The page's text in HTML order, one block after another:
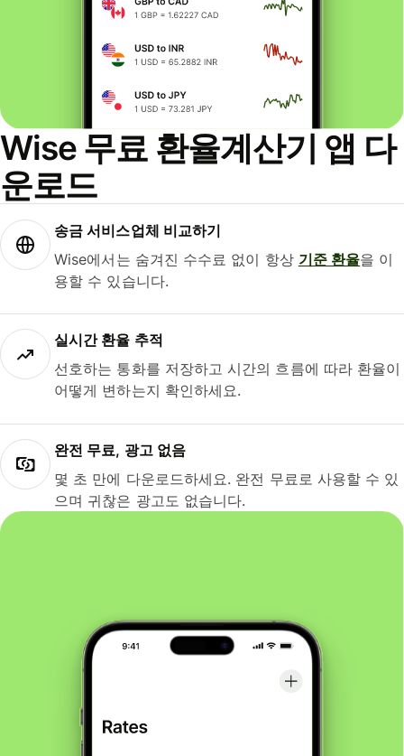
Wise 무료 환율계산기 앱 다
운로드
송금 서비스업체 비교하기
Wise에서는 숨겨진 수수료 없이 항상 기준 환율을 이
용할 수 있습니다.
실시간 환율 추적
선호하는 통화를 저장하고 시간의 흐름에 따라 환율이
어떻게 변하는지 확인하세요.
완전 무료, 광고 없음
몇 초 만에 다운로드하세요. 완전 무료로 사용할 수 있
으며 귀찮은 광고도 없습니다.